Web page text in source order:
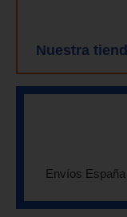
Nuestra
Envíos